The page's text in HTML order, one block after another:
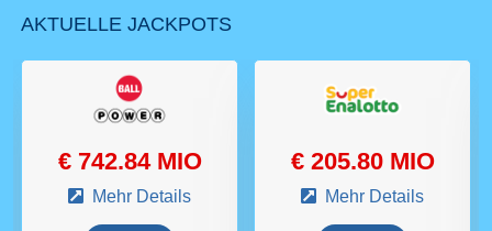
AKTUELLE JACKPOTS
€ 742.84 MIO
Mehr Details
€ 205.80 MIO
Mehr Details